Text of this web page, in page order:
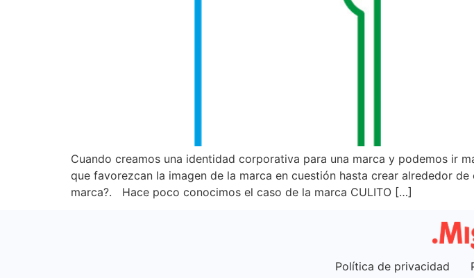
Cuando creamos una identidad corporativa para una marca y podemos ir
que favorezcan la imagen de la marca en cuestión hasta crear alrededor
marca?. Hace poco conocimos el caso de la marca CULITO […]
Política de privacidad